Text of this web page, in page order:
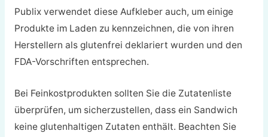
Publix verwendet diese Aufkleber auch, um einige
Produkte im Laden zu kennzeichnen, die von ihren
Herstellern als glutenfrei deklariert wurden und den
FDA-Vorschriften entsprechen.
Bei Feinkostprodukten sollten Sie die Zutatenliste
überprüfen, um sicherzustellen, dass ein Sandwich
keine glutenhaltigen Zutaten enthält. Beachten Sie